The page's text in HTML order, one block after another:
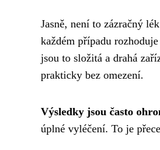
Jasně, není to zázračný
každém případu
jsou to složitá a drahá
prakticky bez omezení.
Výsledky jsou často
úplné vyléčení. To je